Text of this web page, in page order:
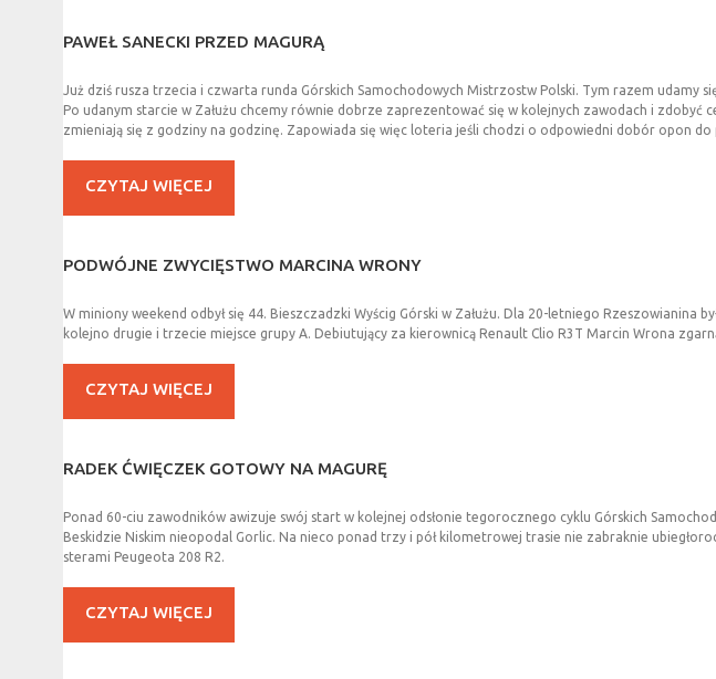
PAWEŁ SANECKI PRZED MAGURĄ
Już dziś rusza trzecia i czwarta runda Górskich Samochodowych Mistrzostw Polski. Tym razem udamy
Po udanym starcie w Załużu chcemy równie dobrze zaprezentować się w kolejnych zawodach i
zmieniają się z godziny na godzinę. Zapowiada się więc loteria jeśli chodzi o odpowiedni dobór opon do
CZYTAJ WIĘCEJ
PODWÓJNE ZWYCIĘSTWO MARCINA WRONY
W miniony weekend odbył się 44. Bieszczadzki Wyścig Górski w Załużu. Dla 20-letniego
kolejno drugie i trzecie miejsce grupy A. Debiutujący za kierownicą Renault Clio R3T Marcin Wrona
CZYTAJ WIĘCEJ
RADEK ĆWIĘCZEK GOTOWY NA MAGURĘ
Ponad 60-ciu zawodników awizuje swój start w kolejnej odsłonie tegorocznego cyklu Górskich
Beskidzie Niskim nieopodal Gorlic. Na nieco ponad trzy i pół kilometrowej trasie nie zabraknie
sterami Peugeota 208 R2.
CZYTAJ WIĘCEJ